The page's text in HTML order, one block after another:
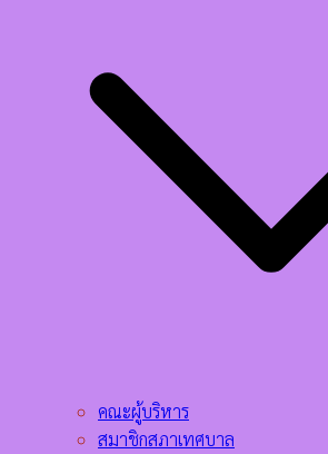
คณะผู้บริหาร
สมาชิกสภาเทศบาล